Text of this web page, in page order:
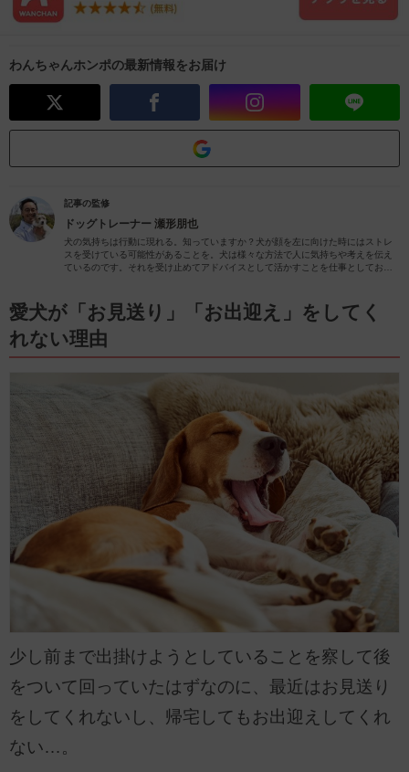
わんちゃんホンポの最新情報をお届け
記事の監修
ドッグトレーナー 瀬形朋也
犬の気持ちは行動に現れる。知っていますか？犬が顔を左に向けた時にはストレ
スを受けている可能性があることを。犬は様々な方法で人に気持ちや考えを伝え
ているのです。それを受け止めてアドバイスとして活かすことを仕事としており
愛犬が「お見送り」「お出迎え」をしてく
れない理由
少し前まで出掛けようとしていることを察して後
をついて回っていたはずなのに、最近はお見送り
をしてくれないし、帰宅してもお出迎えしてくれ
ない…。